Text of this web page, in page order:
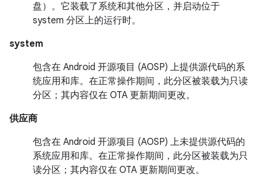
盘）。它装载了系统和其他分区，并启动位于
system 分区上的运行时。
system
包含在 Android 开源项目 (AOSP) 上提供源代码的系
统应用和库。在正常操作期间，此分区被装载为只读
分区；其内容仅在 OTA 更新期间更改。
供应商
包含在 Android 开源项目 (AOSP) 上未提供源代码的
系统应用和库。 在正常操作期间，此分区被装载为只
读分区；其内容仅在 OTA 更新期间更改。